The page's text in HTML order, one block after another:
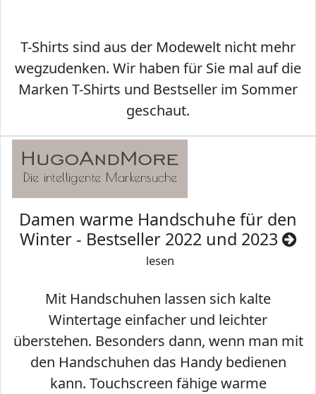
T-Shirts sind aus der Modewelt nicht mehr
wegzudenken. Wir haben für Sie mal auf die
Marken T-Shirts und Bestseller im Sommer
geschaut.
Damen warme Handschuhe für den
Winter - Bestseller 2022 und 2023
lesen
Mit Handschuhen lassen sich kalte
Wintertage einfacher und leichter
überstehen. Besonders dann, wenn man mit
den Handschuhen das Handy bedienen
kann. Touchscreen fähige warme